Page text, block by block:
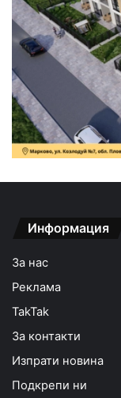
Информация
За нас
Реклама
TakTak
За контакти
Изпрати новина
Подкрепи ни